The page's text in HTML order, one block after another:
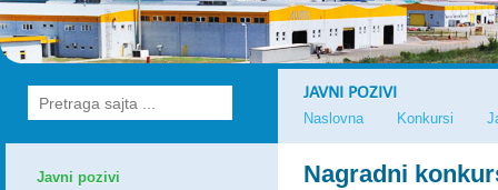
Javni pozivi
JAVNI POZIVI
Naslovna Konkursi
Nagradni